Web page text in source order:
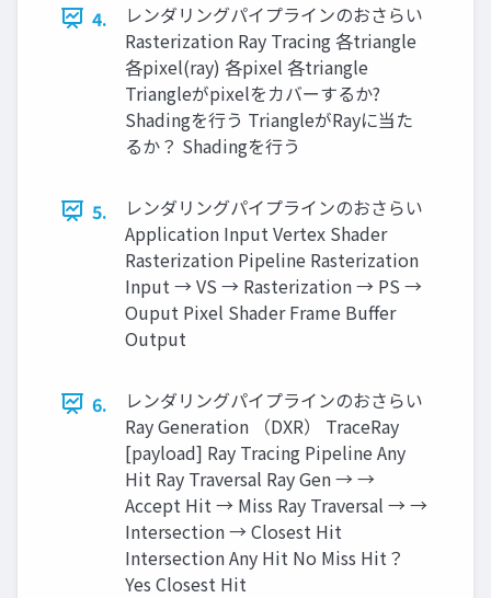
4.
レンダリングパイプラインのおさらい
Rasterization Ray Tracing 各triangle
各pixel(ray) 各pixel 各triangle
Triangleがpixelをカバーするか?
Shadingを行う TriangleがRayに当た
るか？ Shadingを行う
5.
レンダリングパイプラインのおさらい
Application Input Vertex Shader
Rasterization Pipeline Rasterization
Input → VS → Rasterization → PS →
Ouput Pixel Shader Frame Buffer
Output
6.
レンダリングパイプラインのおさらい
Ray Generation （DXR） TraceRay
[payload] Ray Tracing Pipeline Any
Hit Ray Traversal Ray Gen → →
Accept Hit → Miss Ray Traversal → →
Intersection → Closest Hit
Intersection Any Hit No Miss Hit？
Yes Closest Hit